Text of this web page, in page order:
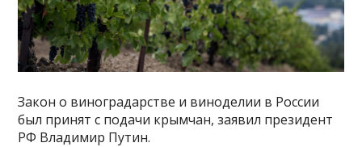
Закон о виноградарстве и виноделии в России
был принят с подачи крымчан, заявил президент
РФ Владимир Путин.